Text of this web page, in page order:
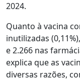
2024.
Quanto à vacina
inutilizadas
e 2.266 nas
explica que as
diversas razões,